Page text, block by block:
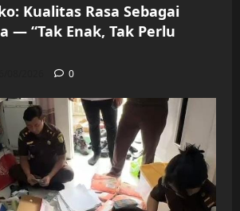
Kualitas Rasa Sebagai
— “Tak Enak, Tak Perlu
0